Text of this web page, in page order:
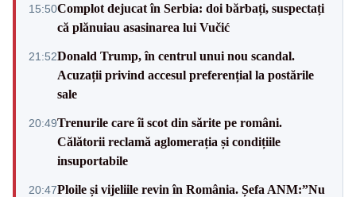
15:50Complot dejucat în Serbia: doi bărbați, suspectați
că plănuiau asasinarea lui Vučić
21:52Donald Trump, în centrul unui nou scandal.
Acuzații privind accesul preferențial la postările
sale
20:49Trenurile care îi scot din sărite pe români.
Călătorii reclamă aglomerația și condițiile
insuportabile
20:47Ploile și vijeliile revin în România. Șefa ANM:”Nu